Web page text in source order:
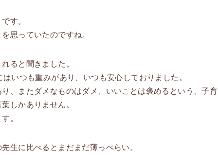
す。
思っていたのですね。
ると聞きました。
いつも重みがあり、いつも安心しておりました。
、またダメなものはダメ、いいことは褒めるという、子育
しかありません。
。
生に比べるとまだまだ薄っぺらい。